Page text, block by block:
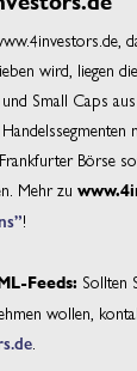
wird, liegen
Small Caps
Börse
Mehr zu
!
Feeds: Sollten
wollen,